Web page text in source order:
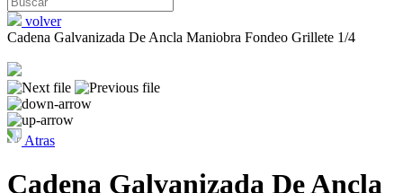
volver
Cadena Galvanizada De Ancla Maniobra Fondeo Grillete 1/4
Atras
Cadena Galvanizada De Ancla